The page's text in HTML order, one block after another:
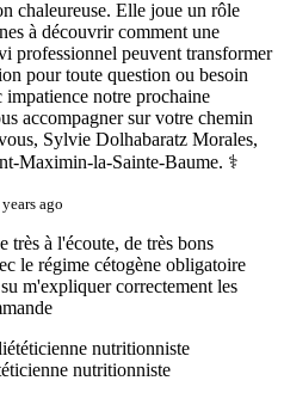
chaleureuse. Elle joue un rôle
à découvrir comment une
professionnel peuvent transformer
pour toute question ou besoin
impatience notre prochaine
accompagner sur votre chemin
Sylvie Dolhabaratz Morales,
Maximin-la-Sainte-Baume. ‍⚕️
ago
très à l'écoute, de très bons
le régime cétogène obligatoire
m'expliquer correctement les
nutritionniste